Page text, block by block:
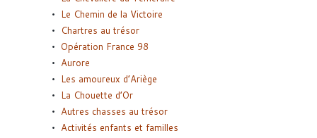
Le Chemin de la Victoire
Chartres au trésor
Opération France 98
Aurore
Les amoureux d’Ariège
La Chouette d’Or
Autres chasses au trésor
Activités enfants et familles